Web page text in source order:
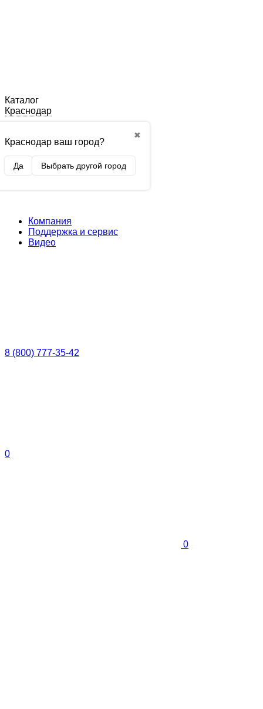
Каталог
Краснодар
✖
Краснодар ваш город?
Да Выбрать другой город
Компания
Поддержка и сервис
Видео
8 (800) 777-35-42
0
0